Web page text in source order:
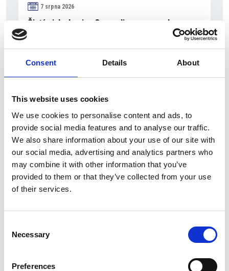
Consent Details About
This website uses cookies
We use cookies to personalise content and ads, to
provide social media features and to analyse our traffic.
We also share information about your use of our site with
our social media, advertising and analytics partners who
may combine it with other information that you’ve
provided to them or that they’ve collected from your use
of their services.
Selection
Necessary
Preferences
7 srpna 2026
Čistý zisk skupiny Generali zaznamenal v
Zahraniční obchod Itálie – ČR v pololetí převýšil
Přehled Ekonomika